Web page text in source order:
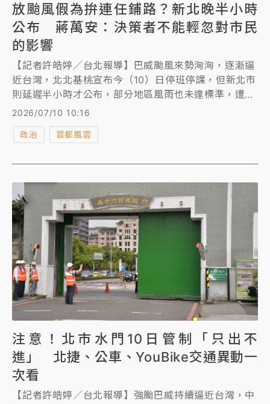
放颱風假為拚連任鋪路？新北晚半小時
公布 蔣萬安：決策者不能輕忽對市民
的影響
【記者許皓婷／台北報導】巴威颱風來勢洶洶，逐漸逼
近台灣，北北基桃宣布今（10）日停班停課，但新北市
則延遲半小時才公布，部分地區風雨也未達標準，遭質
疑基隆、台北、桃園為拚市長連任鋪路。對此，台北市
為決策者，絕對不能輕忽可能對於市民造成的影響，並
通，所以綜整判斷停班課。
2026/07/10 10:16
政治 首都風雲
注意！北市水門10日管制「只出不
進」 北捷、公車、YouBike交通異動一
次看
【記者許皓婷／台北報導】強颱巴威持續逼近台灣，中